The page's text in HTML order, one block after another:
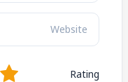
Rating